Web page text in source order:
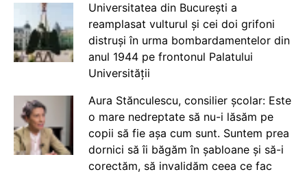
Universitatea din București a
reamplasat vulturul și cei doi grifoni
distruși în urma bombardamentelor din
anul 1944 pe frontonul Palatului
Universității
Aura Stănculescu, consilier școlar: Este
o mare nedreptate să nu-i lăsăm pe
copii să fie așa cum sunt. Suntem prea
dornici să îi băgăm în șabloane și să-i
corectăm, să invalidăm ceea ce fac